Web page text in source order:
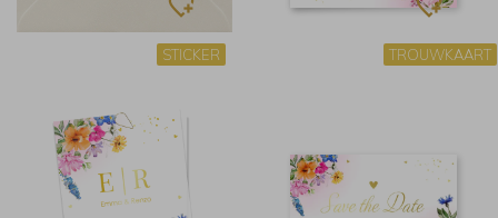
STICKER TROUWKAART